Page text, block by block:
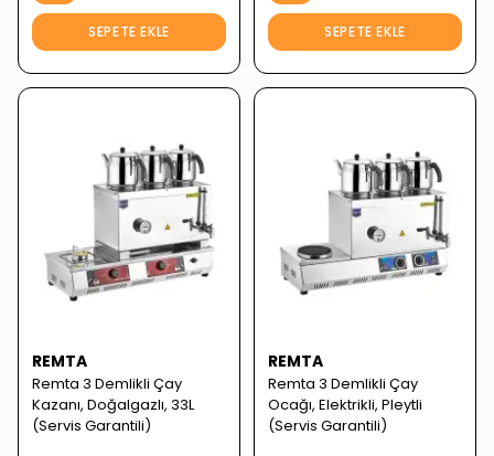
SEPETE EKLE SEPETE EKLE
REMTA
Remta 3 Demlikli Çay
Kazanı, Doğalgazlı, 33L
(Servis Garantili)
REMTA
Remta 3 Demlikli Çay
Ocağı, Elektrikli, Pleytli
(Servis Garantili)